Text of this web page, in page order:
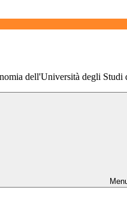
dell'Università degli Studi